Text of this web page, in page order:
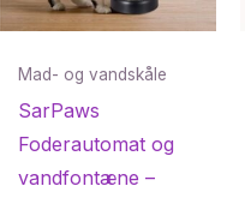
Mad- og vandskåle
SarPaws
Foderautomat og
vandfontæne –